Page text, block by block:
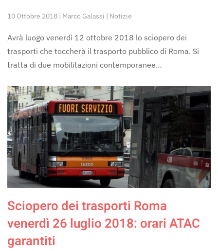
10 Ottobre 2018 | Marco Galassi | Notizie
Avrà luogo venerdì 12 ottobre 2018 lo sciopero dei
trasporti che toccherà il trasporto pubblico di Roma. Si
tratta di due mobilitazioni contemporanee…
Sciopero dei trasporti Roma
venerdì 26 luglio 2018: orari ATAC
garantiti